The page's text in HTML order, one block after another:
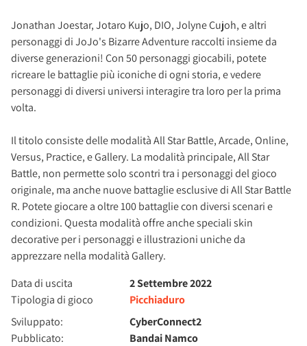
Jonathan Joestar, Jotaro Kujo, DIO, Jolyne Cujoh, e altri
personaggi di JoJo's Bizarre Adventure raccolti insieme da
diverse generazioni! Con 50 personaggi giocabili, potete
ricreare le battaglie più iconiche di ogni storia, e vedere
personaggi di diversi universi interagire tra loro per la prima
volta.
Il titolo consiste delle modalità All Star Battle, Arcade, Online,
Versus, Practice, e Gallery. La modalità principale, All Star
Battle, non permette solo scontri tra i personaggi del gioco
originale, ma anche nuove battaglie esclusive di All Star Battle
R. Potete giocare a oltre 100 battaglie con diversi scenari e
condizioni. Questa modalità offre anche speciali skin
decorative per i personaggi e illustrazioni uniche da
apprezzare nella modalità Gallery.
Data di uscita
2 Settembre 2022
Tipologia di gioco
Picchiaduro
Sviluppato:
CyberConnect2
Pubblicato:
Bandai Namco